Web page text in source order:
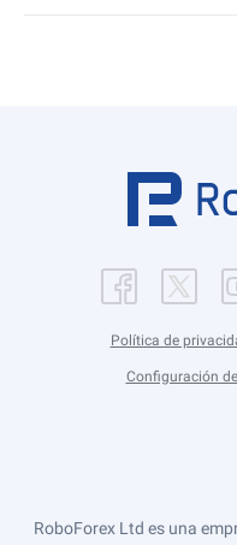
Política de
Configuración
RoboForex Ltd es una